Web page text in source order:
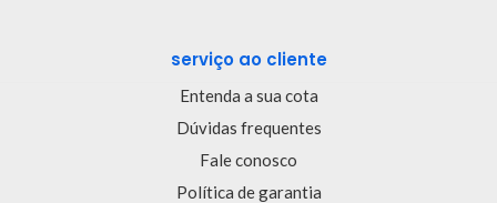
serviço ao cliente
Entenda a sua cota
Dúvidas frequentes
Fale conosco
Política de garantia